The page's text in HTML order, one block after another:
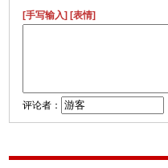
[手写输入] [表情]
评论者：